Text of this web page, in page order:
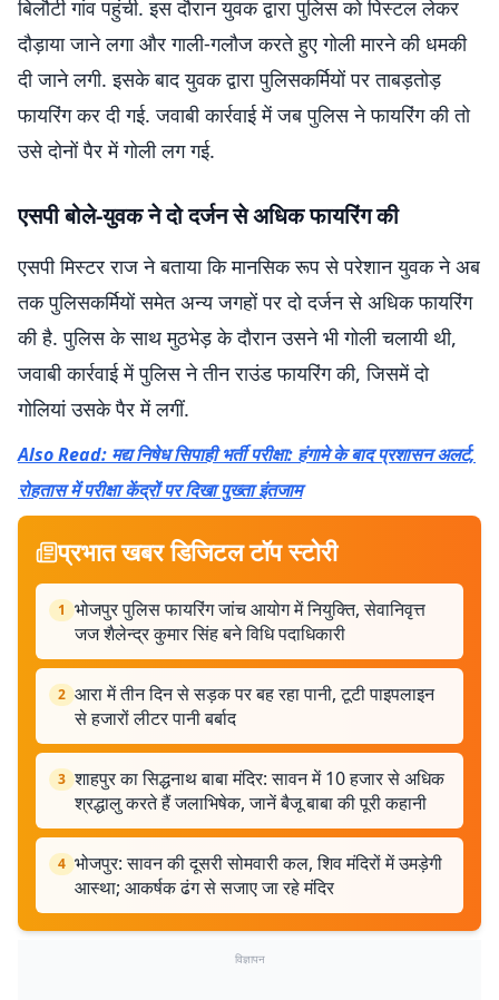
बिलौटी गांव पहुंची. इस दौरान युवक द्वारा पुलिस को पिस्टल लेकर
दौड़ाया जाने लगा और गाली-गलौज करते हुए गोली मारने की धमकी
दी जाने लगी. इसके बाद युवक द्वारा पुलिसकर्मियों पर ताबड़तोड़
फायरिंग कर दी गई. जवाबी कार्रवाई में जब पुलिस ने फायरिंग की तो
उसे दोनों पैर में गोली लग गई.
एसपी बोले-युवक ने दो दर्जन से अधिक फायरिंग की
एसपी मिस्टर राज ने बताया कि मानसिक रूप से परेशान युवक ने अब
तक पुलिसकर्मियों समेत अन्य जगहों पर दो दर्जन से अधिक फायरिंग
की है. पुलिस के साथ मुठभेड़ के दौरान उसने भी गोली चलायी थी,
जवाबी कार्रवाई में पुलिस ने तीन राउंड फायरिंग की, जिसमें दो
गोलियां उसके पैर में लगीं.
Also Read: मद्य निषेध सिपाही भर्ती परीक्षा: हंगामे के बाद प्रशासन अलर्ट,
रोहतास में परीक्षा केंद्रों पर दिखा पुख्ता इंतजाम
प्रभात खबर डिजिटल टॉप स्टोरी
1 भोजपुर पुलिस फायरिंग जांच आयोग में नियुक्ति, सेवानिवृत्त
जज शैलेन्द्र कुमार सिंह बने विधि पदाधिकारी
2 आरा में तीन दिन से सड़क पर बह रहा पानी, टूटी पाइपलाइन
से हजारों लीटर पानी बर्बाद
3 शाहपुर का सिद्धनाथ बाबा मंदिर: सावन में 10 हजार से अधिक
श्रद्धालु करते हैं जलाभिषेक, जानें बैजू बाबा की पूरी कहानी
4 भोजपुर: सावन की दूसरी सोमवारी कल, शिव मंदिरों में उमड़ेगी
आस्था; आकर्षक ढंग से सजाए जा रहे मंदिर
विज्ञापन